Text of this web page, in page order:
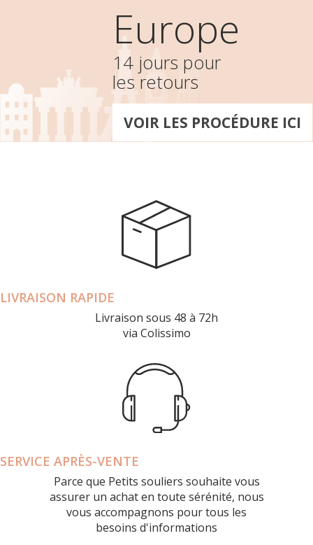
Europe
14 jours pour
les retours
VOIR LES PROCÉDURE ICI
LIVRAISON RAPIDE
Livraison sous 48 à 72h
via Colissimo
SERVICE APRÈS-VENTE
Parce que Petits souliers souhaite vous
assurer un achat en toute sérénité, nous
vous accompagnons pour tous les
besoins d'informations